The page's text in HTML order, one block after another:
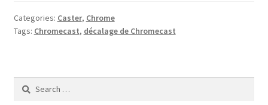
Categories: Caster, Chrome
Tags: Chromecast, décalage de Chromecast
Search